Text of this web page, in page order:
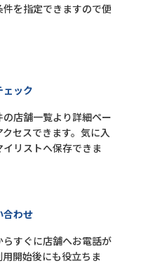
を指定できますので便
ェック
の店舗一覧より詳細ペー
セスできます。気に入
イリストへ保存できま
合わせ
すぐに店舗へお電話が
開始後にも役立ちま